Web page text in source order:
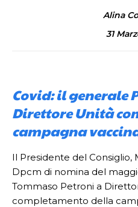
Alina
31
Covid: il generale
Direttore Unità
campagna
Il Presidente del Consiglio,
Dpcm di nomina del
Tommaso Petroni a
completamento della